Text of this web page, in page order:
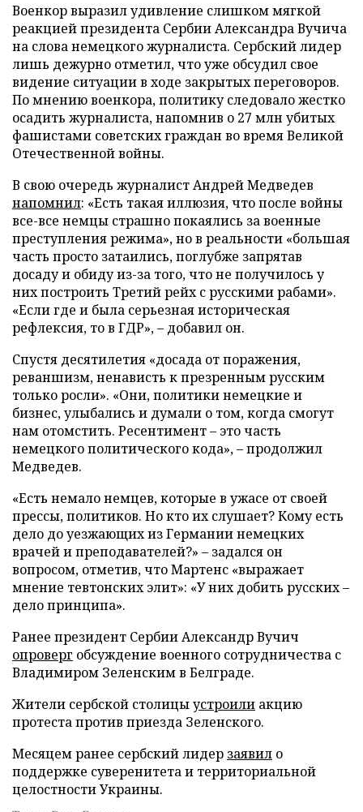
Военкор выразил удивление слишком мягкой
реакцией президента Сербии Александра Вучича
на слова немецкого журналиста. Сербский лидер
лишь дежурно отметил, что уже обсудил свое
видение ситуации в ходе закрытых переговоров.
По мнению военкора, политику следовало жестко
осадить журналиста, напомнив о 27 млн убитых
фашистами советских граждан во время Великой
Отечественной войны.
В свою очередь журналист Андрей Медведев
напомнил: «Есть такая иллюзия, что после войны
все-все немцы страшно покаялись за военные
преступления режима», но в реальности «большая
часть просто затаились, поглубже запрятав
досаду и обиду из-за того, что не получилось у
них построить Третий рейх с русскими рабами».
«Если где и была серьезная историческая
рефлексия, то в ГДР», – добавил он.
Спустя десятилетия «досада от поражения,
реваншизм, ненависть к презренным русским
только росли». «Они, политики немецкие и
бизнес, улыбались и думали о том, когда смогут
нам отомстить. Ресентимент – это часть
немецкого политического кода», – продолжил
Медведев.
«Есть немало немцев, которые в ужасе от своей
прессы, политиков. Но кто их слушает? Кому есть
дело до уезжающих из Германии немецких
врачей и преподавателей?» – задался он
вопросом, отметив, что Мартенс «выражает
мнение тевтонских элит»: «У них добить русских –
дело принципа».
Ранее президент Сербии Александр Вучич
опроверг обсуждение военного сотрудничества с
Владимиром Зеленским в Белграде.
Жители сербской столицыустроили акцию
протеста против приезда Зеленского.
Месяцем ранее сербский лидер заявил о
поддержке суверенитета и территориальной
целостности Украины.